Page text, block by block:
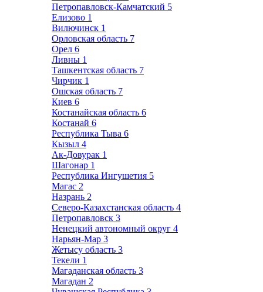
Петропавловск-Камчатский 5
Елизово 1
Вилючинск 1
Орловская область 7
Орел 6
Ливны 1
Ташкентская область 7
Чирчик 1
Ошская область 7
Киев 6
Костанайская область 6
Костанай 6
Республика Тыва 6
Кызыл 4
Ак-Довурак 1
Шагонар 1
Республика Ингушетия 5
Магас 2
Назрань 2
Северо-Казахстанская область 4
Петропавловск 3
Ненецкий автономный округ 4
Нарьян-Мар 3
Жетысу область 3
Текели 1
Магаданская область 3
Магадан 2